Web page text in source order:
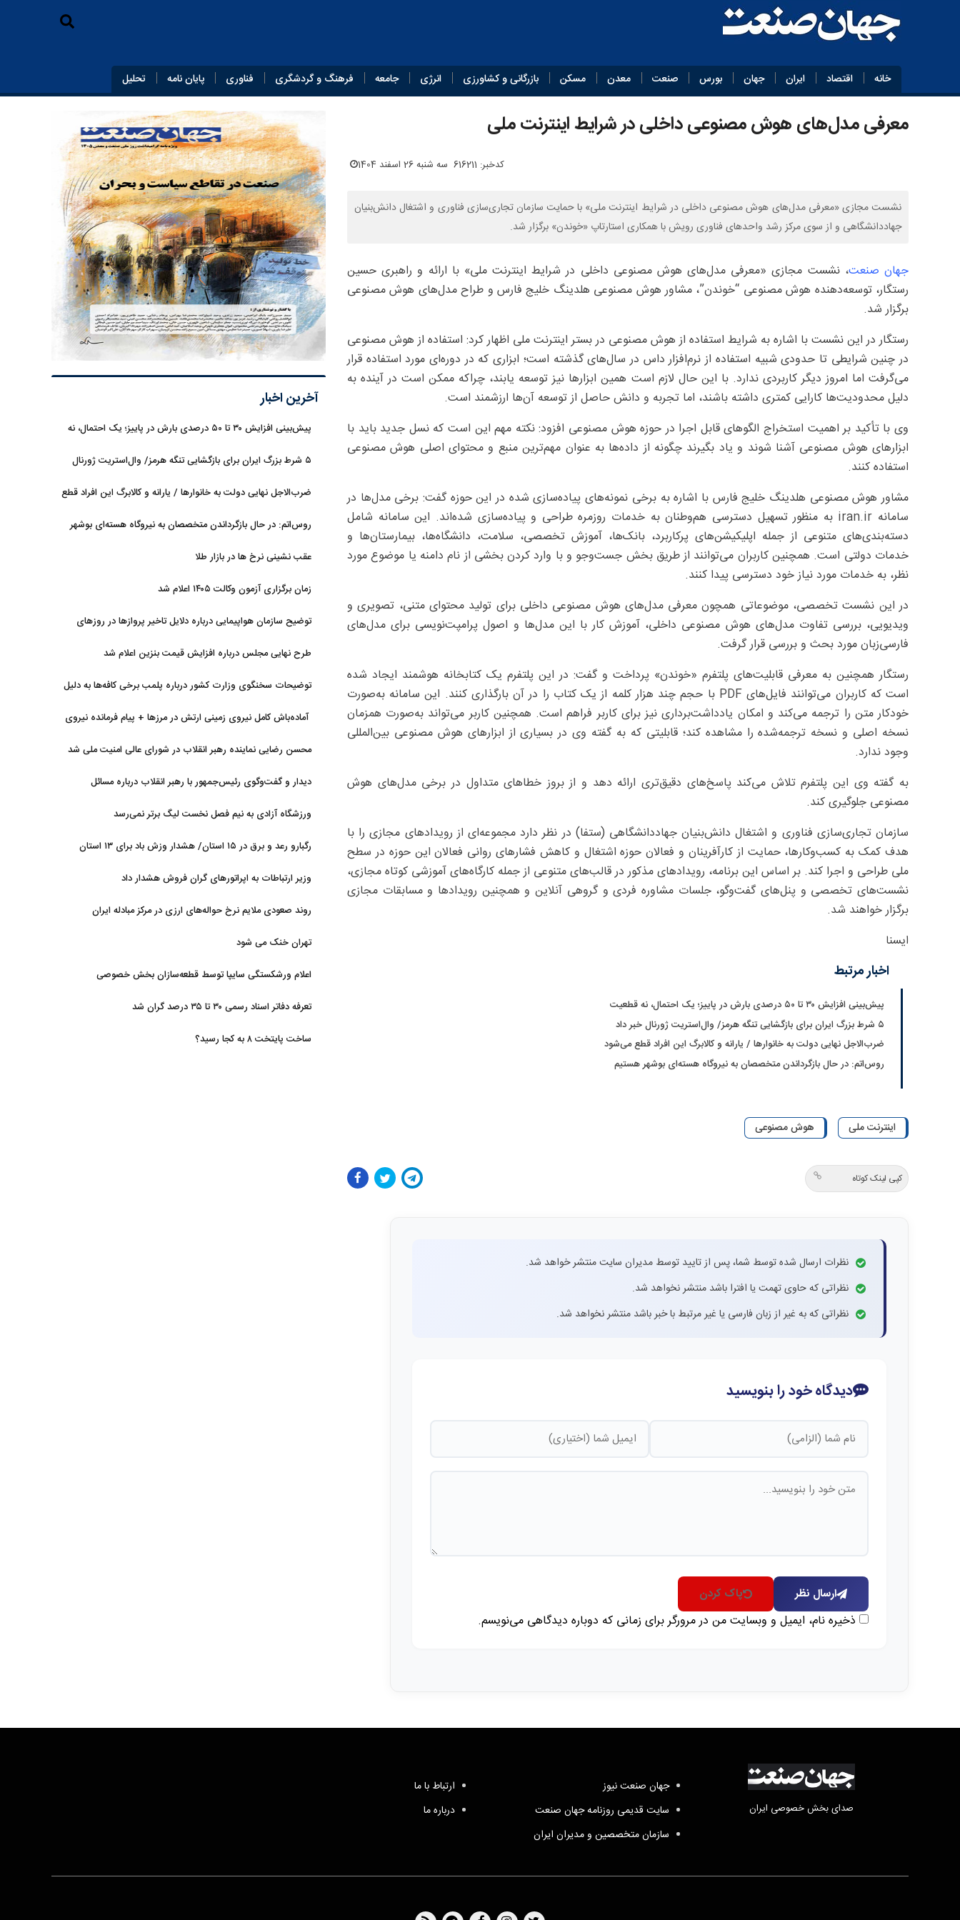
خانه اقتصاد ایران جهان بورس صنعت معدن مسکن بازرگانی و کشاورزی انرژی جامعه فرهنگ و گردشگری فناوری پایان‌ نامه تحلیل
معرفی مدل‌های هوش مصنوعی داخلی در شرایط اینترنت ملی
کدخبر: 616211 سه شنبه 26 اسفند 1404
نشست مجازی «معرفی مدل‌های هوش مصنوعی داخلی در شرایط اینترنت ملی» با حمایت سازمان تجاری‌سازی فناوری و اشتغال دانش‌بنیان
جهاددانشگاهی و از سوی مرکز رشد واحدهای فناوری رویش با همکاری استارتاپ «خوندن» برگزار شد.
جهان صنعت، نشست مجازی «معرفی مدل‌های هوش مصنوعی داخلی در شرایط اینترنت ملی» با ارائه و راهبری حسین
رستگار، توسعه‌دهنده هوش مصنوعی “خوندن”، مشاور هوش مصنوعی هلدینگ خلیج فارس و طراح مدل‌های هوش مصنوعی
برگزار شد.
رستگار در این نشست با اشاره به شرایط استفاده از هوش مصنوعی در بستر اینترنت ملی اظهار کرد: استفاده از هوش مصنوعی
در چنین شرایطی تا حدودی شبیه استفاده از نرم‌افزار داس در سال‌های گذشته است؛ ابزاری که در دوره‌ای مورد استفاده قرار
می‌گرفت اما امروز دیگر کاربردی ندارد. با این حال لازم است همین ابزارها نیز توسعه یابند، چراکه ممکن است در آینده به
دلیل محدودیت‌ها کارایی کمتری داشته باشند، اما تجربه و دانش حاصل از توسعه آن‌ها ارزشمند است.
وی با تأکید بر اهمیت استخراج الگوهای قابل اجرا در حوزه هوش مصنوعی افزود: نکته مهم این است که نسل جدید باید با
ابزارهای هوش مصنوعی آشنا شوند و یاد بگیرند چگونه از داده‌ها به عنوان مهم‌ترین منبع و محتوای اصلی هوش مصنوعی
استفاده کنند.
مشاور هوش مصنوعی هلدینگ خلیج فارس با اشاره به برخی نمونه‌های پیاده‌سازی شده در این حوزه گفت: برخی مدل‌ها در
سامانه iran.ir به منظور تسهیل دسترسی هم‌وطنان به خدمات روزمره طراحی و پیاده‌سازی شده‌اند. این سامانه شامل
دسته‌بندی‌های متنوعی از جمله اپلیکیشن‌های پرکاربرد، بانک‌ها، آموزش تخصصی، سلامت، دانشگاه‌ها، بیمارستان‌ها و
خدمات دولتی است. همچنین کاربران می‌توانند از طریق بخش جست‌وجو و با وارد کردن بخشی از نام دامنه یا موضوع مورد
نظر، به خدمات مورد نیاز خود دسترسی پیدا کنند.
در این نشست تخصصی، موضوعاتی همچون معرفی مدل‌های هوش مصنوعی داخلی برای تولید محتوای متنی، تصویری و
ویدیویی، بررسی تفاوت مدل‌های هوش مصنوعی داخلی، آموزش کار با این مدل‌ها و اصول پرامپت‌نویسی برای مدل‌های
فارسی‌زبان مورد بحث و بررسی قرار گرفت.
رستگار همچنین به معرفی قابلیت‌های پلتفرم «خوندن» پرداخت و گفت: در این پلتفرم یک کتابخانه هوشمند ایجاد شده
است که کاربران می‌توانند فایل‌های PDF با حجم چند هزار کلمه از یک کتاب را در آن بارگذاری کنند. این سامانه به‌صورت
خودکار متن را ترجمه می‌کند و امکان یادداشت‌برداری نیز برای کاربر فراهم است. همچنین کاربر می‌تواند به‌صورت همزمان
نسخه اصلی و نسخه ترجمه‌شده را مشاهده کند؛ قابلیتی که به گفته وی در بسیاری از ابزارهای هوش مصنوعی بین‌المللی
وجود ندارد.
به گفته وی این پلتفرم تلاش می‌کند پاسخ‌های دقیق‌تری ارائه دهد و از بروز خطاهای متداول در برخی مدل‌های هوش
مصنوعی جلوگیری کند.
سازمان تجاری‌سازی فناوری و اشتغال دانش‌بنیان جهاددانشگاهی (ستفا) در نظر دارد مجموعه‌ای از رویدادهای مجازی را با
هدف کمک به کسب‌وکارها، حمایت از کارآفرینان و فعالان حوزه اشتغال و کاهش فشارهای روانی فعالان این حوزه در سطح
ملی طراحی و اجرا کند. بر اساس این برنامه، رویدادهای مذکور در قالب‌های متنوعی از جمله کارگاه‌های آموزشی کوتاه مجازی،
نشست‌های تخصصی و پنل‌های گفت‌وگو، جلسات مشاوره فردی و گروهی آنلاین و همچنین رویدادها و مسابقات مجازی
برگزار خواهند شد.
ایسنا
اخبار مرتبط
پیش‌بینی افزایش ۳۰ تا ۵۰ درصدی بارش در پاییز؛ یک احتمال، نه قطعیت
۵ شرط بزرگ ایران برای بازگشایی تنگه هرمز/ وال‌استریت ژورنال خبر داد
ضرب‌الاجل نهایی دولت به خانوارها / یارانه و کالابرگ این افراد قطع می‌شود
روس‌اتم: در حال بازگرداندن متخصصان به نیروگاه هسته‌ای بوشهر هستیم
اینترنت ملی هوش مصنوعی
کپی لینک کوتاه
نظرات ارسال شده توسط شما، پس از تایید توسط مدیران سایت منتشر خواهد شد.
نظراتی که حاوی تهمت یا افترا باشد منتشر نخواهد شد.
نظراتی که به غیر از زبان فارسی یا غیر مرتبط با خبر باشد منتشر نخواهد شد.
دیدگاه خود را بنویسید
ارسال نظر پاک کردن
ذخیره نام، ایمیل و وبسایت من در مرورگر برای زمانی که دوباره دیدگاهی می‌نویسم.
آخرین اخبار
پیش‌بینی افزایش ۳۰ تا ۵۰ درصدی بارش در پاییز؛ یک احتمال، نه
۵ شرط بزرگ ایران برای بازگشایی تنگه هرمز/ وال‌استریت ژورنال
ضرب‌الاجل نهایی دولت به خانوارها / یارانه و کالابرگ این افراد قطع
روس‌اتم: در حال بازگرداندن متخصصان به نیروگاه هسته‌ای بوشهر
عقب نشینی نرخ ها در بازار طلا
زمان برگزاری آزمون وکالت ۱۴۰۵ اعلام شد
توضیح سازمان هواپیمایی درباره دلایل تاخیر پروازها در روزهای
طرح نهایی مجلس درباره افزایش قیمت بنزین اعلام شد
توضیحات سخنگوی وزارت کشور درباره پلمب برخی کافه‌ها به دلیل
آماده‌باش کامل نیروی زمینی ارتش در مرزها + پیام فرمانده نیروی
محسن رضایی نماینده رهبر انقلاب در شورای عالی امنیت ملی شد
دیدار و گفت‌وگوی رئیس‌جمهور با رهبر انقلاب درباره مسائل
ورزشگاه آزادی به نیم فصل نخست لیگ برتر نمی‌رسد
رگبارو رعد و برق در ۱۵ استان/ هشدار وزش باد برای ۱۳ استان‌
وزیر ارتباطات به اپراتورهای گران فروش هشدار داد
روند صعودی ملایم نرخ حواله‌های ارزی در مرکز مبادله ایران
تهران خنک می شود
اعلام ورشکستگی سایپا توسط قطعه‌سازان بخش خصوصی
تعرفه دفاتر اسناد رسمی ۳۰ تا ۳۵ درصد گران شد
ساخت پایتخت ۸ به کجا رسید؟
صدای بخش خصوصی ایران
جهان صنعت نیوز
سایت قدیمی روزنامه جهان صنعت
سازمان متخصصین و مدیران ایران
ارتباط با ما
درباره ما